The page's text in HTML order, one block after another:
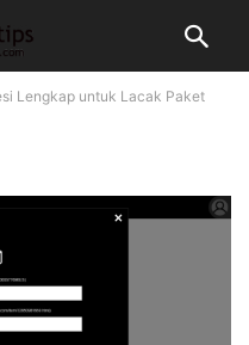
Lengkap untuk Lacak Paket